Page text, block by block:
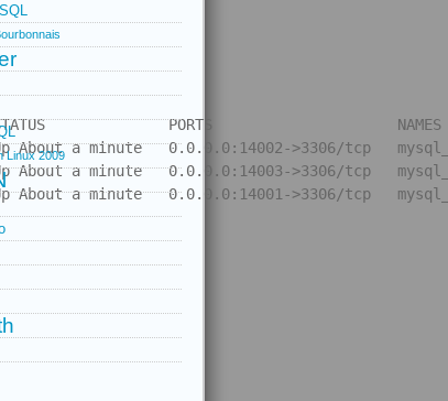
PORTS                     NAMES
a minute   0.0.0.0:14002->3306/tcp
a minute   0.0.0.0:14003->3306/tcp
Linux 2009